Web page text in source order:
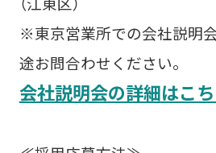
※東京営業所での会社説明
途お問合わせください。
会社説明会の詳細はこ